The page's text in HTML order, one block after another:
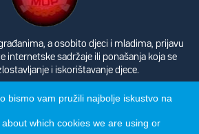
a osobito djeci i mladima, prijavu
internetske sadržaje ili ponašanja koja se
i iskorištavanje djece.
bismo vam pružili najbolje iskustvo na
which cookies we are using or